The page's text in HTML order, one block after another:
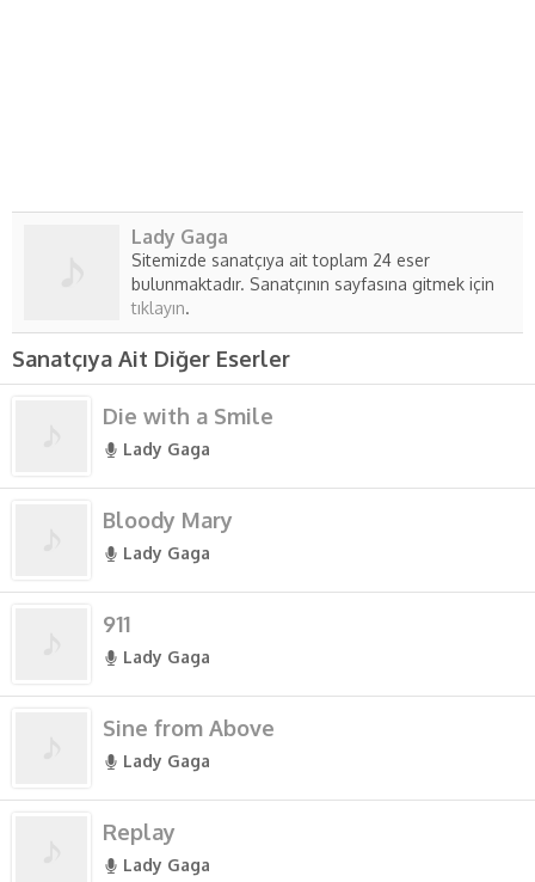
Lady Gaga
Sitemizde sanatçıya ait toplam 24 eser
bulunmaktadır. Sanatçının sayfasına gitmek için
tıklayın.
Sanatçıya Ait Diğer Eserler
Die with a Smile
Lady Gaga
Bloody Mary
Lady Gaga
911
Lady Gaga
Sine from Above
Lady Gaga
Replay
Lady Gaga